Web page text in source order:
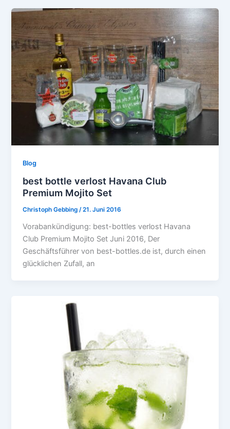
Blog
best bottle verlost Havana Club
Premium Mojito Set
Christoph Gebbing /21. Juni 2016
Vorabankündigung: best-bottles verlost Havana
Club Premium Mojito Set Juni 2016, Der
Geschäftsführer von best-bottles.de ist, durch einen
glücklichen Zufall, an